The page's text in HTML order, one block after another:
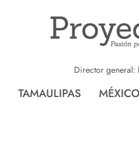
Director general:
TAMAULIPAS MÉXICO